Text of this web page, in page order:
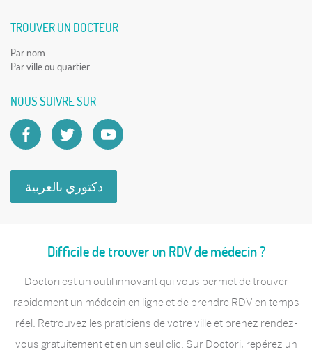
TROUVER UN DOCTEUR
Par nom
Par ville ou quartier
NOUS SUIVRE SUR
دكتوري بالعربية
Difficile de trouver un RDV de médecin ?
Doctori est un outil innovant qui vous permet de trouver
rapidement un médecin en ligne et de prendre RDV en temps
réel. Retrouvez les praticiens de votre ville et prenez rendez-
vous gratuitement et en un seul clic. Sur Doctori, repérez un